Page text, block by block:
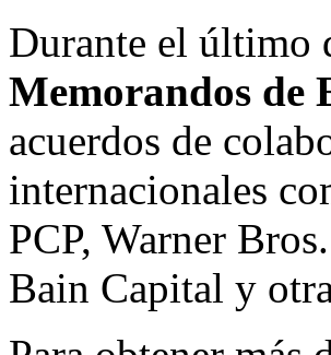
Durante el último
Memorandos de
acuerdos de
internacionales
PCP, Warner
Bain Capital y